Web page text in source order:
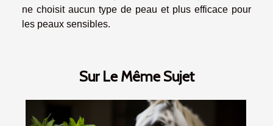
ne choisit aucun type de peau et plus efficace pour
les peaux sensibles.
Sur Le Même Sujet